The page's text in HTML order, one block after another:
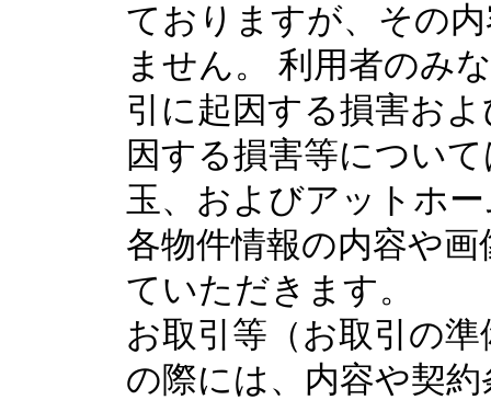
ておりますが、その
ません。 利用者のみ
引に起因する損害お
因する損害等につい
玉、およびアットホ
各物件情報の内容や
ていただきます。
お取引等（お取引の
の際には、内容や契